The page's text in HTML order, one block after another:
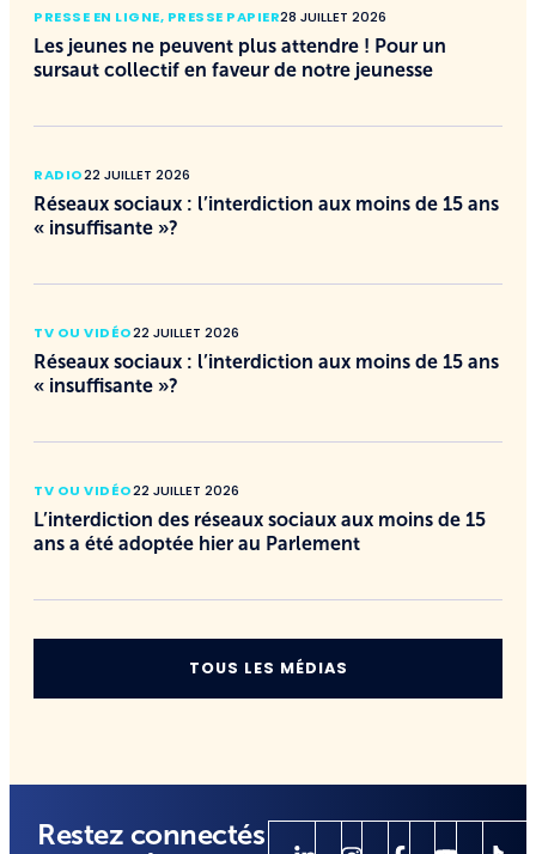
PRESSE EN LIGNE, PRESSE PAPIER28 JUILLET 2026
Les jeunes ne peuvent plus attendre ! Pour un
sursaut collectif en faveur de notre jeunesse
RADIO22 JUILLET 2026
Réseaux sociaux : l’interdiction aux moins de 15 ans
« insuffisante »?
TV OU VIDÉO22 JUILLET 2026
Réseaux sociaux : l’interdiction aux moins de 15 ans
« insuffisante »?
TV OU VIDÉO22 JUILLET 2026
L’interdiction des réseaux sociaux aux moins de 15
ans a été adoptée hier au Parlement
TOUS LES MÉDIAS
Restez connectés